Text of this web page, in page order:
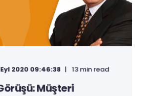
2020 09:46:38 13 min read
Müşteri